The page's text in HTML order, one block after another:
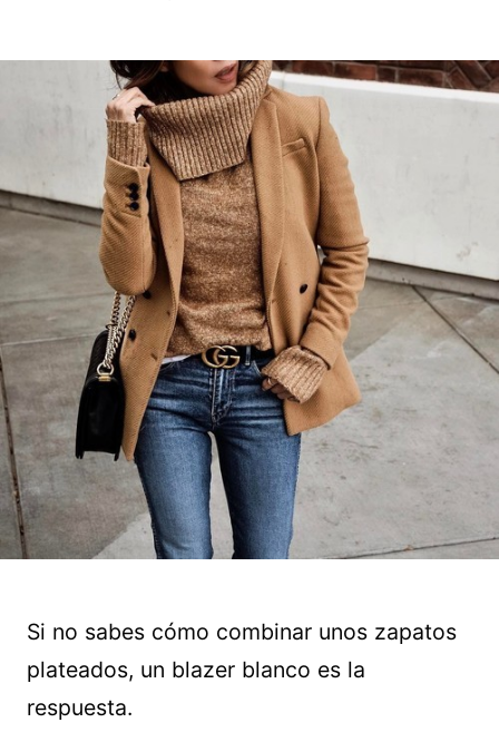
Si no sabes cómo combinar unos zapatos
plateados, un blazer blanco es la
respuesta.